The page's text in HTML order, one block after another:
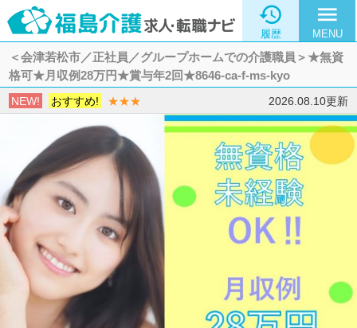

履歴
menu
MENU
＜会津若松市／正社員／グループホームでの介護職員＞★無資
格可★月収例28万円★賞与年2回★8646-ca-f-ms-kyo
NEW! おすすめ! ★★★ 2026.08.10更新